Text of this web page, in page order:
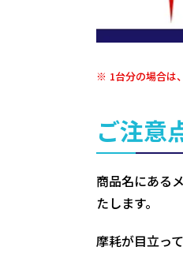
1台分の場合は
ご注意
商品名にある
たします。
摩耗が目立っ